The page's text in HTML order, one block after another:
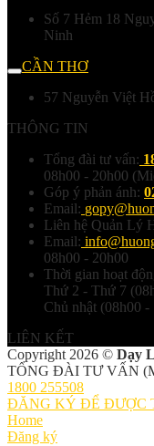
Số 7 Hẻm 18
Ninh
CẦN THƠ
57 Nguyễn Việt
THÔNG TIN
Tổng đài tư vấn:
08h00 - 20h00
Góp ý phản ánh:
Email:
Liên hệ Quản Lý
Email:
08h00 - 20h00
Thời gian hoạt
Thứ 2 - Thứ 7
Chủ nhật (08h00 -
LIÊN KẾT
Copyright 2026 © Dạy
TỔNG ĐÀI TƯ VẤN
1800 255508
ĐĂNG KÝ ĐỂ ĐƯỢC
Home
Đăng ký